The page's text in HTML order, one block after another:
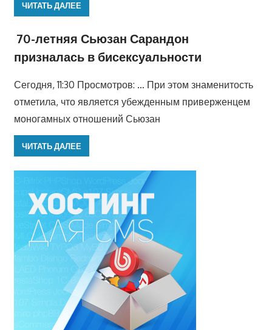
ЧИТАТЬ ДАЛЕЕ
70-летняя Сьюзан Сарандон
призналась в бисексуальности
Сегодня, 11:30 Просмотров: … При этом знаменитость
отметила, что является убежденным приверженцем
моногамных отношений Сьюзан
ЧИТАТЬ ДАЛЕЕ